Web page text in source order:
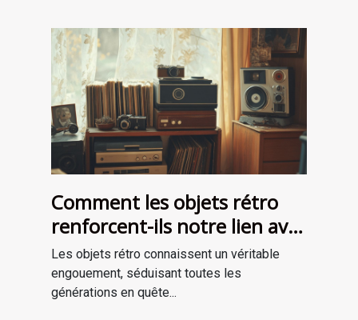
Comment les objets rétro
renforcent-ils notre lien avec
le passé?
Les objets rétro connaissent un véritable
engouement, séduisant toutes les
générations en quête...